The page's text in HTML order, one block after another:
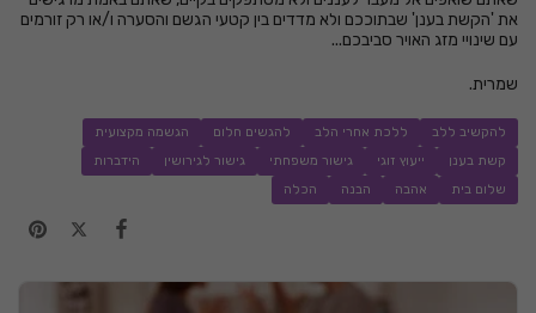
את 'הקשת בענן' שבתוככם ולא מדדים בין קטעי הגשם והסערה ו/או רק זורמים
עם שינויי מזג האויר סביבכם...
שמרית.
להקשיב ללב ללכת אחרי הלב להגשים חלום
הגשמה מקצועית
קשת בענן
ייעוץ זוגי גישור משפחתי גישור לגירושין
הידברות
שלום בית
אהבה הבנה הכלה